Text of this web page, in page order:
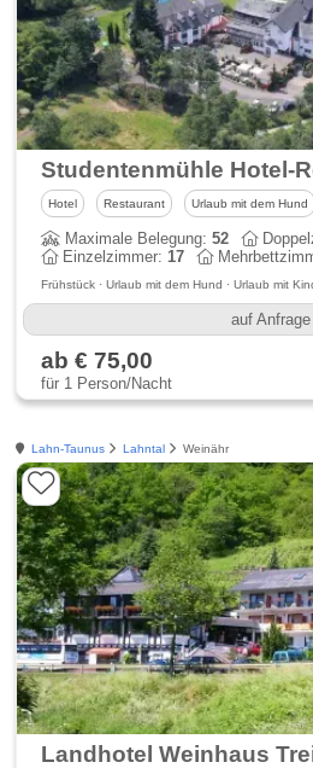
Hotel Restaurant Urlaub mit dem Hund
Maximale Belegung:52
Einzelzimmer:17
Frühstück · Urlaub mit dem Hund · Urlaub mit
auf Anfrage
ab € 75,00
für 1 Person/Nacht
Lahn-Taunus Lahntal Weinähr
Landhotel Weinhaus